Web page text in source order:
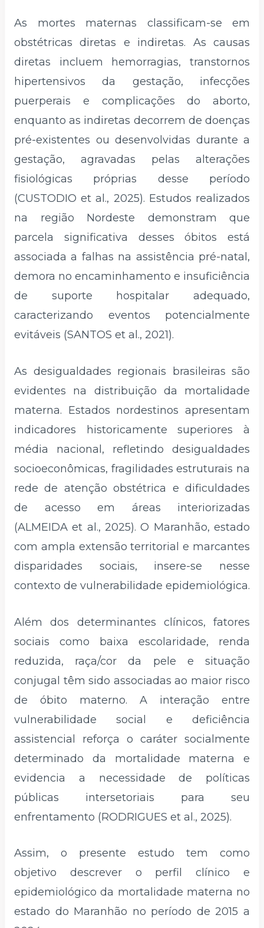
As mortes maternas classificam-se em
obstétricas diretas e indiretas. As causas
diretas incluem hemorragias, transtornos
hipertensivos da gestação, infecções
puerperais e complicações do aborto,
enquanto as indiretas decorrem de doenças
pré-existentes ou desenvolvidas durante a
gestação, agravadas pelas alterações
fisiológicas próprias desse período
(CUSTODIO et al., 2025). Estudos realizados
na região Nordeste demonstram que
parcela significativa desses óbitos está
associada a falhas na assistência pré-natal,
demora no encaminhamento e insuficiência
de suporte hospitalar adequado,
caracterizando eventos potencialmente
evitáveis (SANTOS et al., 2021).
As desigualdades regionais brasileiras são
evidentes na distribuição da mortalidade
materna. Estados nordestinos apresentam
indicadores historicamente superiores à
média nacional, refletindo desigualdades
socioeconômicas, fragilidades estruturais na
rede de atenção obstétrica e dificuldades
de acesso em áreas interiorizadas
(ALMEIDA et al., 2025). O Maranhão, estado
com ampla extensão territorial e marcantes
disparidades sociais, insere-se nesse
contexto de vulnerabilidade epidemiológica.
Além dos determinantes clínicos, fatores
sociais como baixa escolaridade, renda
reduzida, raça/cor da pele e situação
conjugal têm sido associadas ao maior risco
de óbito materno. A interação entre
vulnerabilidade social e deficiência
assistencial reforça o caráter socialmente
determinado da mortalidade materna e
evidencia a necessidade de políticas
públicas intersetoriais para seu
enfrentamento (RODRIGUES et al., 2025).
Assim, o presente estudo tem como
objetivo descrever o perfil clínico e
epidemiológico da mortalidade materna no
estado do Maranhão no período de 2015 a